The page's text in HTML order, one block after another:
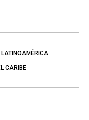
LATINOAMÉRICA
CARIBE